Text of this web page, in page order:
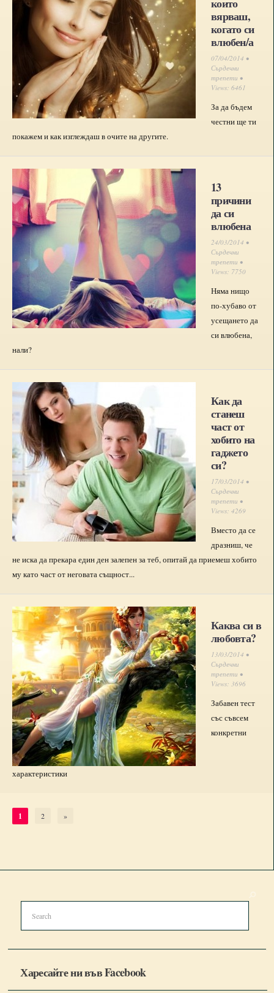
които
вярваш,
когато си
влюбен/а
07/04/2014 •
Сърдечни
трепети •
Views: 6461
За да бъдем
честни ще ти
покажем и как изглеждаш в очите на другите.
13
причини
да си
влюбена
24/03/2014 •
Сърдечни
трепети •
Views: 7750
Няма нищо
по-хубаво от
усещането да
си влюбена,
нали?
Как да
станеш
част от
хобито на
гаджето
си?
17/03/2014 •
Сърдечни
трепети •
Views: 4269
Вместо да се
дразниш, че
не иска да прекара един ден залепен за теб, опитай да приемеш хобито
му като част от неговата същност...
Каква си в
любовта?
13/03/2014 •
Сърдечни
трепети •
Views: 3696
Забавен тест
със съвсем
конкретни
характеристики
1 2 »
Харесайте ни във Facebook